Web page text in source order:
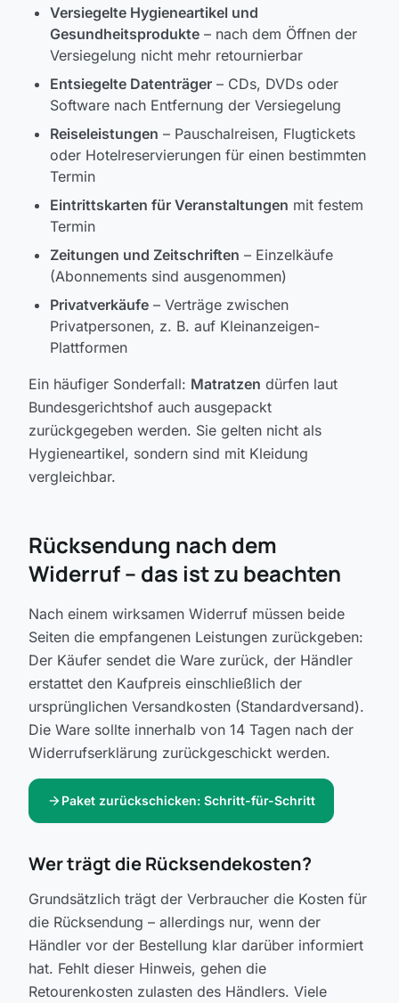
Versiegelte Hygieneartikel und
Gesundheitsprodukte – nach dem Öffnen der
Versiegelung nicht mehr retournierbar
Entsiegelte Datenträger – CDs, DVDs oder
Software nach Entfernung der Versiegelung
Reiseleistungen – Pauschalreisen, Flugtickets
oder Hotelreservierungen für einen bestimmten
Termin
Eintrittskarten für Veranstaltungen mit festem
Termin
Zeitungen und Zeitschriften – Einzelkäufe
(Abonnements sind ausgenommen)
Privatverkäufe – Verträge zwischen
Privatpersonen, z. B. auf Kleinanzeigen-
Plattformen
Ein häufiger Sonderfall: Matratzen dürfen laut
Bundesgerichtshof auch ausgepackt
zurückgegeben werden. Sie gelten nicht als
Hygieneartikel, sondern sind mit Kleidung
vergleichbar.
Rücksendung nach dem
Widerruf – das ist zu beachten
Nach einem wirksamen Widerruf müssen beide
Seiten die empfangenen Leistungen zurückgeben:
Der Käufer sendet die Ware zurück, der Händler
erstattet den Kaufpreis einschließlich der
ursprünglichen Versandkosten (Standardversand).
Die Ware sollte innerhalb von 14 Tagen nach der
Widerrufserklärung zurückgeschickt werden.
arrow_forward Paket zurückschicken: Schritt-für-Schritt
Wer trägt die Rücksendekosten?
Grundsätzlich trägt der Verbraucher die Kosten für
die Rücksendung – allerdings nur, wenn der
Händler vor der Bestellung klar darüber informiert
hat. Fehlt dieser Hinweis, gehen die
Retourenkosten zulasten des Händlers. Viele